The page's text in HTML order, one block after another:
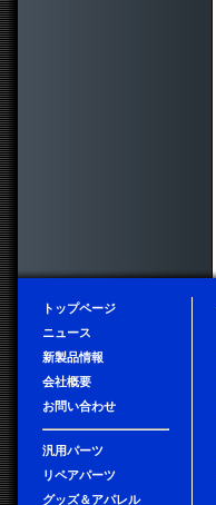
トップページ
ニュース
新製品情報
会社概要
お問い合わせ
汎用パーツ
リペアパーツ
グッズ＆アパレル